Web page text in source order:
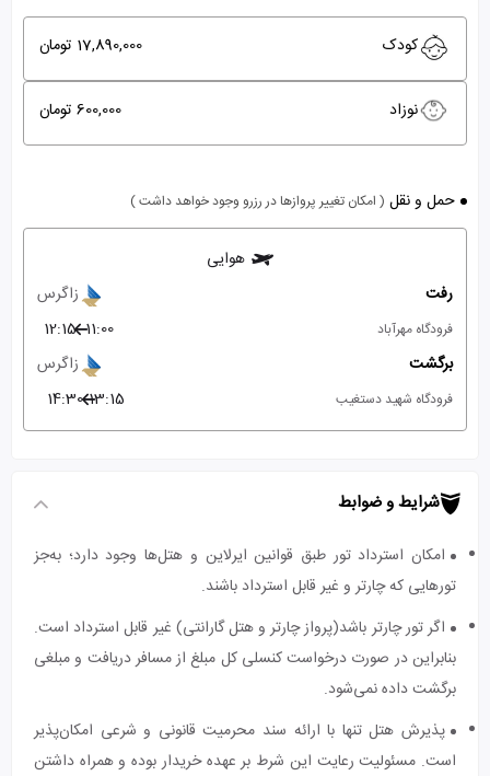
کودک 17,890,000 تومان
نوزاد 600,000 تومان
حمل و نقل ( امکان تغییر پروازها در رزرو وجود خواهد داشت )
هوایی
رفت
زاگرس
فرودگاه مهرآباد 11:00
12:15
برگشت
زاگرس
فرودگاه شهید دستغیب 13:15
14:30
شرایط و ضوابط
امکان استرداد تور طبق قوانین ایرلاین و هتل‌ها وجود دارد؛ به‌جز
تورهایی که چارتر و غیر قابل استرداد باشند.
اگر تور چارتر باشد(پرواز چارتر و هتل گارانتی) غیر قابل استرداد است.
بنابراین در صورت درخواست کنسلی کل مبلغ از مسافر دریافت و مبلغی
برگشت داده نمی‌شود.
پذیرش هتل تنها با ارائه سند محرمیت قانونی و شرعی امکان‌پذیر
است. مسئولیت رعایت این شرط بر عهده خریدار بوده و همراه داشتن